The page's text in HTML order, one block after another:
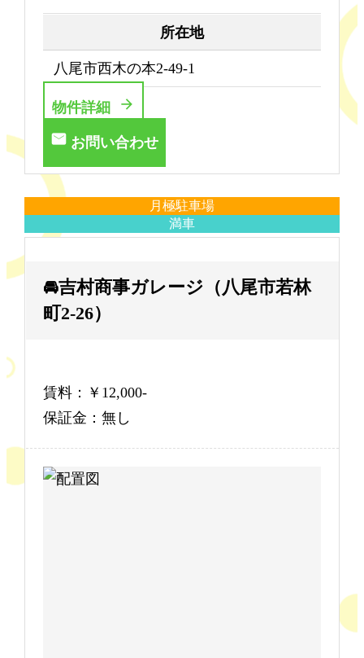
所在地
八尾市西木の本2-49-1
物件詳細
お問い合わせ
月極駐車場
満車
🚘吉村商事ガレージ（八尾市若林
町2-26）
賃料：￥12,000-
保証金：無し